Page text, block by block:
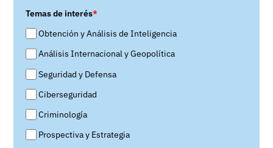
Temas de interés*
Obtención y Análisis de Inteligencia
Análisis Internacional y Geopolítica
Seguridad y Defensa
Ciberseguridad
Criminología
Prospectiva y Estrategia